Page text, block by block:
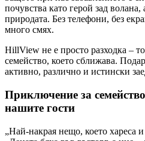
почувства като герой зад
природата. Без телефони, без
много смях.
HillView не е просто разходка –
семейство, което сближава.
активно, различно и истински
Приключение за
нашите гости
„Най-накрая нещо, което хареса